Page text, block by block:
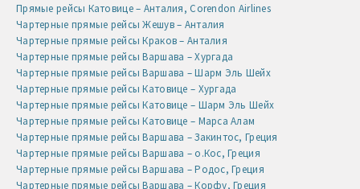
Прямые рейсы Катовице – Анталия, Corendon Airlines
Чартерные прямые рейсы Жешув – Анталия
Чартерные прямые рейсы Краков – Анталия
Чартерные прямые рейсы Варшава – Хургада
Чартерные прямые рейсы Варшава – Шарм Эль Шейх
Чартерные прямые рейсы Катовице – Хургада
Чартерные прямые рейсы Катовице – Шарм Эль Шейх
Чартерные прямые рейсы Катовице – Марса Алам
Чартерные прямые рейсы Варшава – Закинтос, Греция
Чартерные прямые рейсы Варшава – о.Кос, Греция
Чартерные прямые рейсы Варшава – Родос, Греция
Чартерные прямые рейсы Варшава – Корфу, Греция